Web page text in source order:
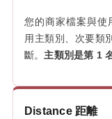
您的商家檔案與使
用主類別、次要類
斷。 主類別是第 1
Distance 距離